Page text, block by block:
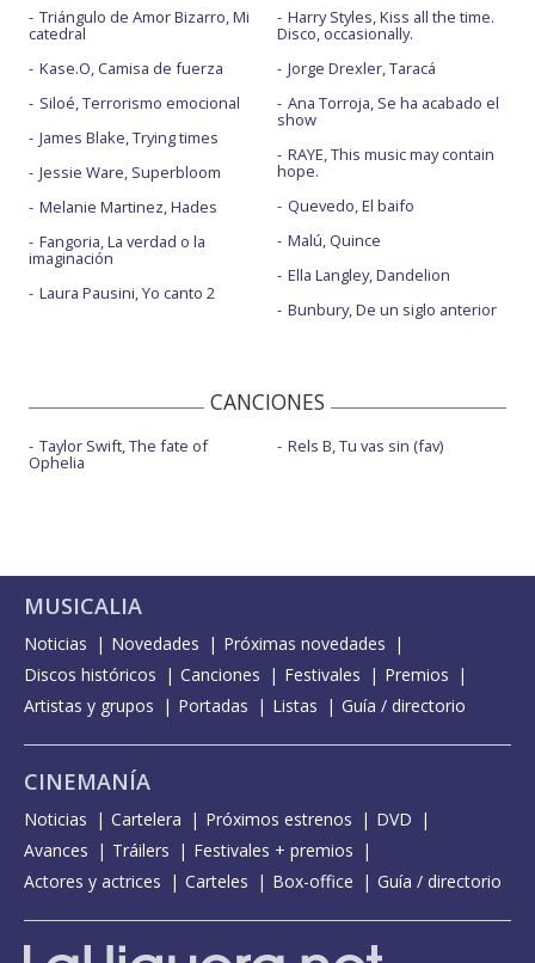
Triángulo de Amor Bizarro, Mi
catedral
Kase.O, Camisa de fuerza
Siloé, Terrorismo emocional
James Blake, Trying times
Jessie Ware, Superbloom
Melanie Martinez, Hades
Fangoria, La verdad o la
imaginación
Laura Pausini, Yo canto 2
Harry Styles, Kiss all the time.
Disco, occasionally.
Jorge Drexler, Taracá
Ana Torroja, Se ha acabado el
show
RAYE, This music may contain
hope.
Quevedo, El baifo
Malú, Quince
Ella Langley, Dandelion
Bunbury, De un siglo anterior
CANCIONES
Taylor Swift, The fate of
Ophelia
Rels B, Tu vas sin (fav)
MUSICALIA
Noticias Novedades
Próximas novedades
Discos históricos
Canciones Festivales
Premios
Artistas y grupos
Portadas Listas Guía / directorio
CINEMANÍA
Noticias Cartelera Próximos estrenos
DVD
Avances
Tráilers
Festivales + premios
Actores y actrices
Carteles Box-office Guía / directorio